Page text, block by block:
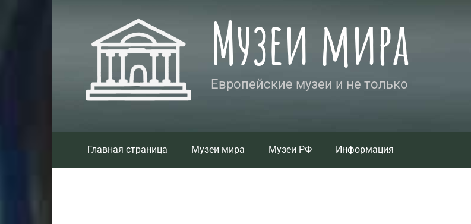
Музеи мира
Европейские музеи и не только
Главная страница Музеи мира Музеи РФ Информация